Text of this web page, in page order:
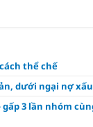
thể chế
dưới ngại nợ xấu
3 lần nhóm